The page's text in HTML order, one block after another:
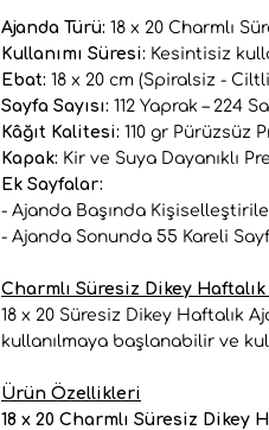
Ajanda Türü: 18 x 20 Charmlı
Kullanımı Süresi: Kesintisiz
Ebat: 18 x 20 cm (Spiralsiz -
Sayfa Sayısı: 112 Yaprak – 224
Kâğıt Kalitesi: 110 gr Pürüzsüz
Kapak: Kir ve Suya Dayanıklı
Ek Sayfalar:
- Ajanda Başında
- Ajanda Sonunda 55 Kareli
Charmlı Süresiz Dikey Haftalık
18 x 20 Süresiz Dikey Haftalık
kullanılmaya başlanabilir ve
Ürün Özellikleri
18 x 20 Charmlı Süresiz Dikey